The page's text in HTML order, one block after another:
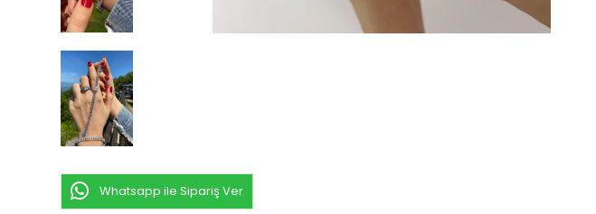
Whatsapp ile Sipariş Ver